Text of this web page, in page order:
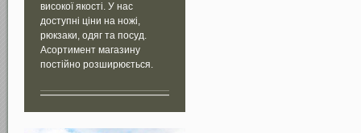
високої якості. У нас
доступні ціни на ножі,
рюкзаки, одяг та посуд.
Асортимент магазину
постійно розширюється.